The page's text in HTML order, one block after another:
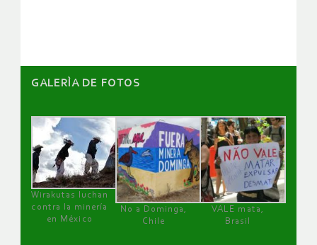
GALERÌA DE FOTOS
Wirakutas luchan
contra la minería
en México
No a Dominga,
Chile
VALE mata,
Brasil